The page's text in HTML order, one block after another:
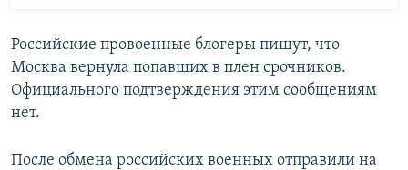
Российские провоенные блогеры пишут, что
Москва вернула попавших в плен срочников.
Официального подтверждения этим сообщениям
нет.
После обмена российских военных отправили на